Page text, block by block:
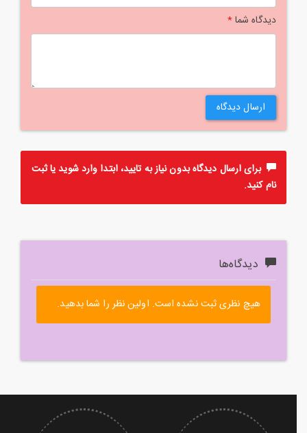
دیدگاه شما*
ارسال دیدگاه
برای ارسال دیدگاه بدون نیاز به تایید، ابتداواردشوید یاثبت
نامکنید.
دیدگاه‌ها
هیچ نظری ثبت نشده است. اولین نظر را شما بدهید.